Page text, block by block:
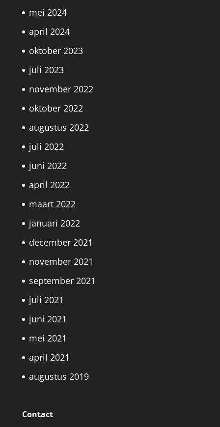
mei 2024
april 2024
oktober 2023
juli 2023
november 2022
oktober 2022
augustus 2022
juli 2022
juni 2022
april 2022
maart 2022
januari 2022
december 2021
november 2021
september 2021
juli 2021
juni 2021
mei 2021
april 2021
augustus 2019
Contact